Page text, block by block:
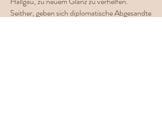
Seither, geben sich diplomatische Abgesandte